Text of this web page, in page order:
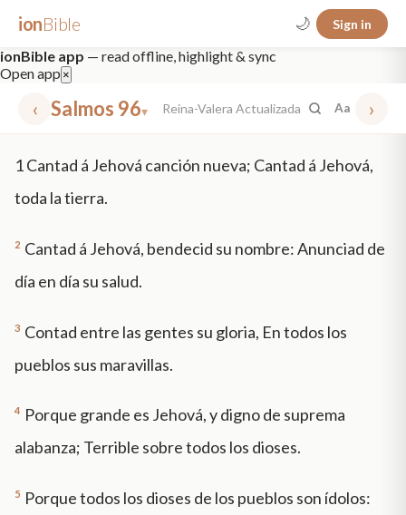
ionBible 🌙 Sign in
ionBible app — read offline, highlight & sync
Open app ×
‹ Salmos 96▾ Reina-Valera Actualizada Aa ›
mt 5
1Cantad á Jehová canción nueva; Cantad á Jehová,
toda la tierra.
2 Cantad á Jehová, bendecid su nombre: Anunciad de
día en día su salud.
3 Contad entre las gentes su gloria, En todos los
pueblos sus maravillas.
4 Porque grande es Jehová, y digno de suprema
alabanza; Terrible sobre todos los dioses.
5 Porque todos los dioses de los pueblos son ídolos: